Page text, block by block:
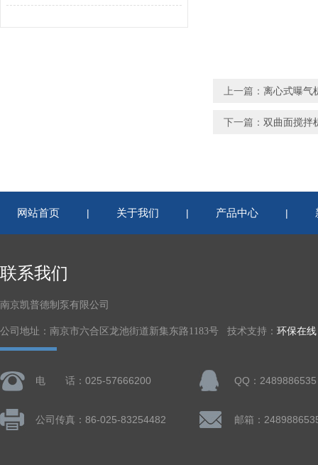
上一篇： 离心式曝气
下一篇： 双曲面搅拌
网站首页 | 关于我们 | 产品中心 |
联系我们
南京凯普德制泵有限公司
公司地址：南京市六合区龙池街道新集东路1183号 技术支持： 环保在线
电 话：025-57666200 QQ：2489886535
公司传真：86-025-83254482 邮箱：